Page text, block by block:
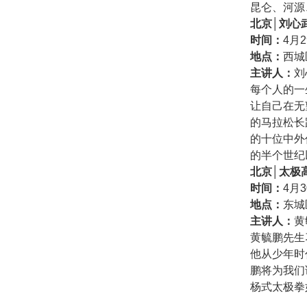
昆仑、河
北京│刘心
时间： 4月
地点： 西
主讲人： 刘
每个人的
让自己在
的马拉松
的十位中
的半个世
北京│太极
时间： 4月
地点： 东
主讲人： 黄
黄毓鹏先
他从少年
鹏将为我
杨式太极